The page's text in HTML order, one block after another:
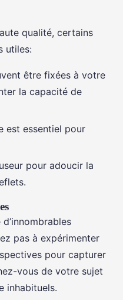
qualité, certains
utiles:
être fixées à votre
la capacité de
est essentiel pour
pour adoucir la
pas à expérimenter
pour capturer
vous de votre sujet
inhabituels.